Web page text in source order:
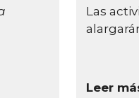
Las
Leer